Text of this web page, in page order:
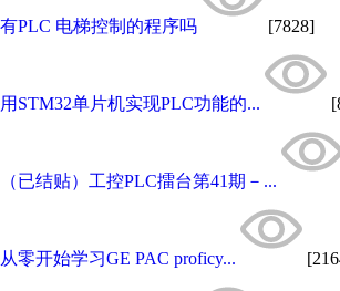
有PLC 电梯控制的程序吗 [7828]
用STM32单片机实现PLC功能的...
（已结贴）工控PLC擂台第41期－...
从零开始学习GE PAC proficy...